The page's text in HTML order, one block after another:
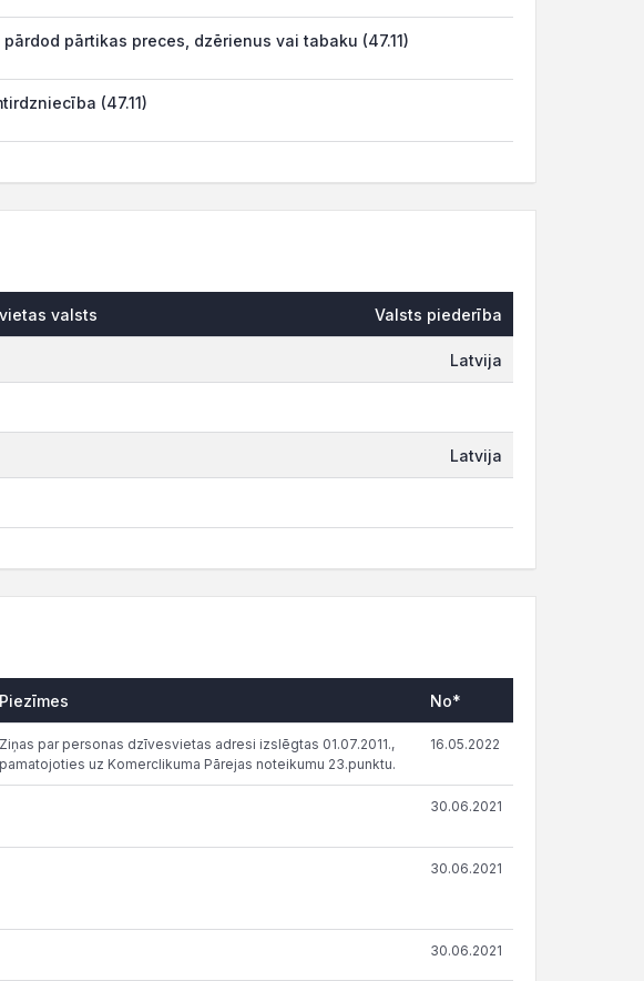
pārtikas preces, dzērienus vai tabaku (47.11)
(47.11)
valsts Valsts piederība
Latvija
Latvija
Piezīmes No*
Ziņas par personas dzīvesvietas adresi izslēgtas 01.07.2011.,
pamatojoties uz Komerclikuma Pārejas noteikumu 23.punktu.
16.05.2022
30.06.2021
30.06.2021
30.06.2021